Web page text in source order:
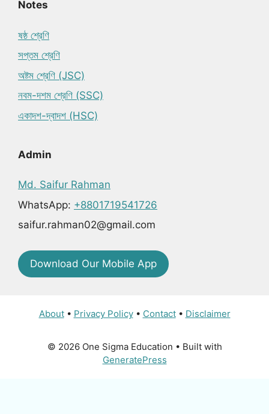
Notes
ষষ্ঠ শ্রেণি
সপ্তম শ্রেণি
অষ্টম শ্রেণি (JSC)
নবম-দশম শ্রেণি (SSC)
একাদশ-দ্বাদশ (HSC)
Admin
Md. Saifur Rahman
WhatsApp: +8801719541726
saifur.rahman02@gmail.com
Download Our Mobile App
About• Privacy Policy• Contact• Disclaimer
© 2026 One Sigma Education • Built with
GeneratePress